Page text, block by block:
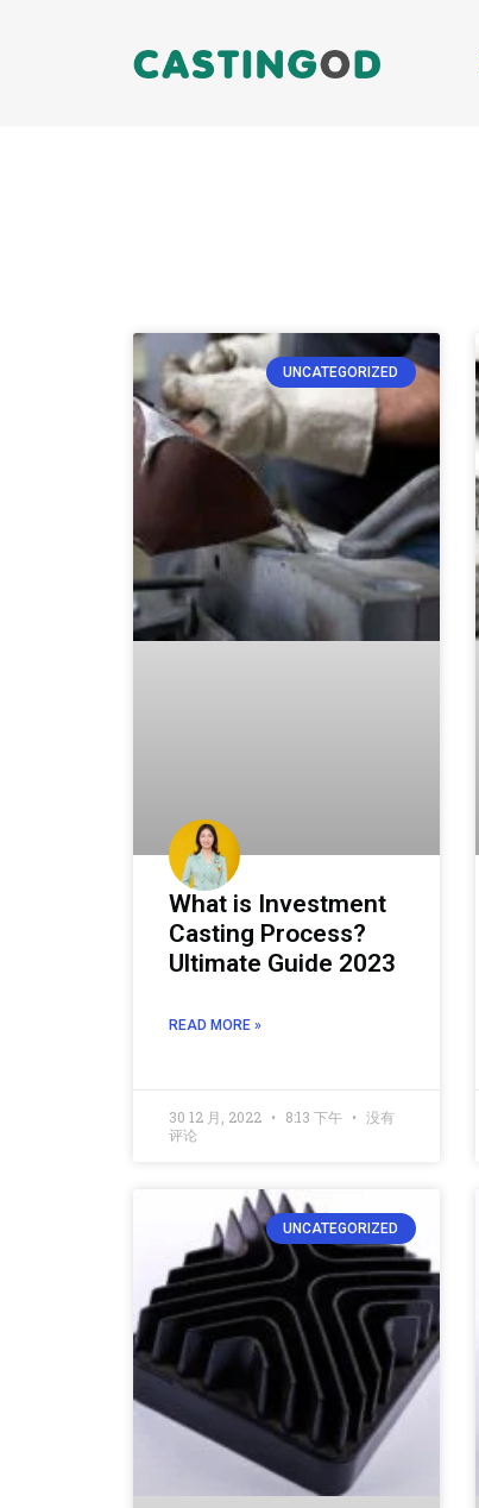
UNCATEGORIZED
What is Investment
Casting Process?
Ultimate Guide 2023
READ MORE »
30 12 月, 2022 8:13 下午
没有
评论
UNCATEGORIZED